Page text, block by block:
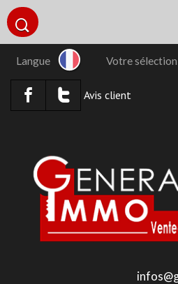
Langue Votre sélection
Avis client